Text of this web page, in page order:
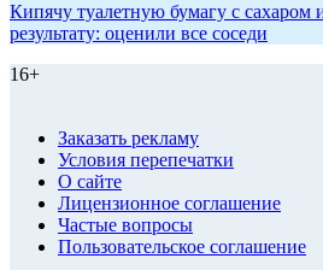
Кипячу туалетную бумагу с сахаром
результату: оценили все соседи
16+
Заказать рекламу
Условия перепечатки
О сайте
Лицензионное соглашение
Частые вопросы
Пользовательское соглашение